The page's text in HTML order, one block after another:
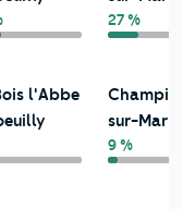
27 %
l'Abbe
sur-Marne
9 %